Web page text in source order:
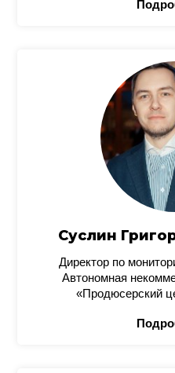
Суслин
Директор по
Автономная
«Продюсерский